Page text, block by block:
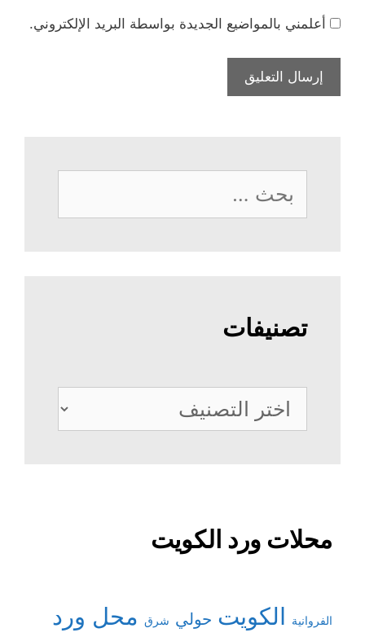
أعلمني بالمواضيع الجديدة بواسطة البريد الإلكتروني.
عن:
تصنيفات
تصنيفات
محلات ورد الكويت
الفروانية الكويت حولي شرق محل ورد